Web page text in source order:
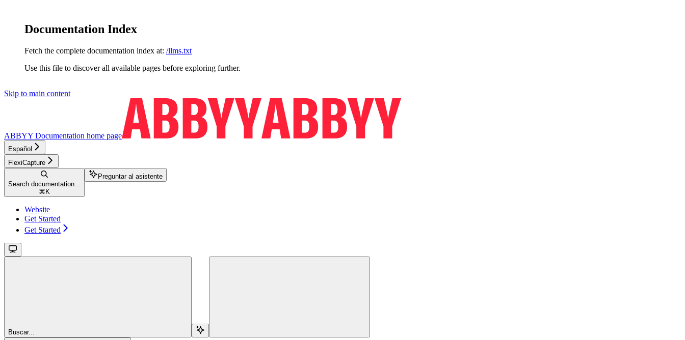
Documentation Index
Fetch the complete documentation index at: /llms.txt
Use this file to discover all available pages before exploring further.
Skip to main content
ABBYY Documentation home page
Español
FlexiCapture
Search documentation...
⌘ K
Preguntar al asistente
Website
Get Started
Get Started
Buscar...